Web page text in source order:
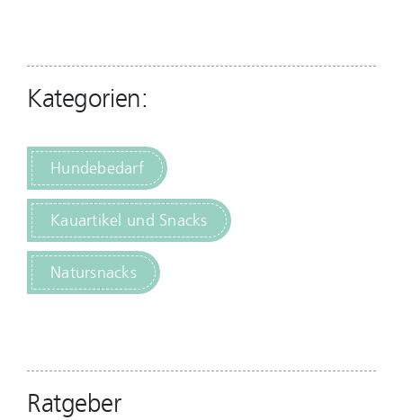
Kategorien:
Hundebedarf
Kauartikel und Snacks
Natursnacks
Ratgeber